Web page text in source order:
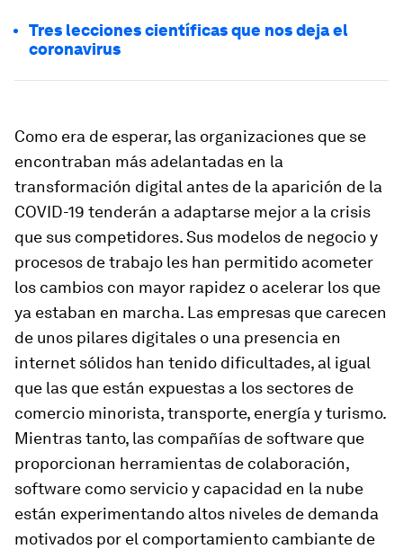
Tres lecciones científicas que nos deja el
coronavirus
Como era de esperar, las organizaciones que se
encontraban más adelantadas en la
transformación digital antes de la aparición de la
COVID-19 tenderán a adaptarse mejor a la crisis
que sus competidores. Sus modelos de negocio y
procesos de trabajo les han permitido acometer
los cambios con mayor rapidez o acelerar los que
ya estaban en marcha. Las empresas que carecen
de unos pilares digitales o una presencia en
internet sólidos han tenido dificultades, al igual
que las que están expuestas a los sectores de
comercio minorista, transporte, energía y turismo.
Mientras tanto, las compañías de software que
proporcionan herramientas de colaboración,
software como servicio y capacidad en la nube
están experimentando altos niveles de demanda
motivados por el comportamiento cambiante de